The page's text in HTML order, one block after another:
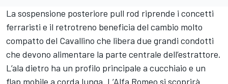
La sospensione posteriore pull rod riprende i concetti
ferraristi e il retrotreno beneficia del cambio molto
compatto del Cavallino che libera due grandi condotti
che devono alimentare la parte centrale dell’estrattore.
L’ala dietro ha un profilo principale a cucchiaio e un
flap mobile a corda lunga. L’Alfa Romeo si scoprirà